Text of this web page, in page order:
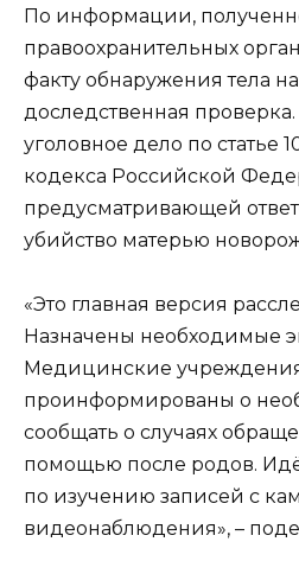
По информации,
правоохранительных
факту обнаружения тела
доследственная
уголовное дело по статье
кодекса Российской
предусматривающей
убийство матерью
«Это главная версия
Назначены необходимые
Медицинские
проинформированы о
сообщать о случаях
помощью после родов.
по изучению записей с
видеонаблюдения», –